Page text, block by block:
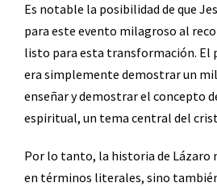
Es notable la posibilidad de que
para este evento milagroso al
listo para esta transformación. El
era simplemente demostrar un
enseñar y demostrar el concepto
espiritual, un tema central del
Por lo tanto, la historia de Lázaro
en términos literales, sino